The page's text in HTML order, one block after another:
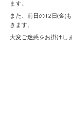
ます。
また、前日の12日(金)
きます。
大変ご迷惑をお掛けし